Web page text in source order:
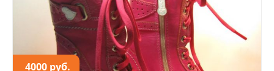
4000 руб.